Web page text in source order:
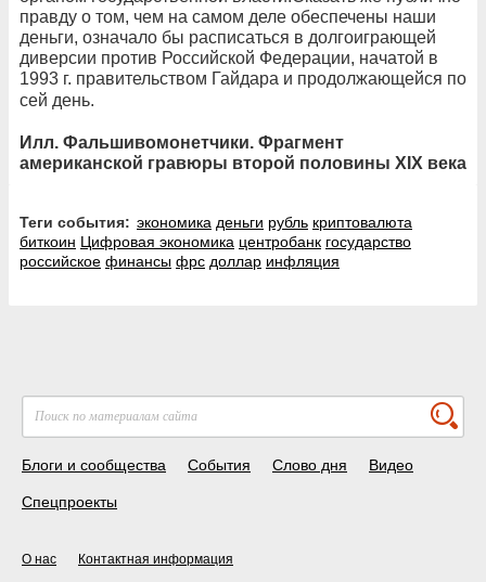
правду о том, чем на самом деле обеспечены наши
деньги, означало бы расписаться в долгоиграющей
диверсии против Российской Федерации, начатой в
1993 г. правительством Гайдара и продолжающейся по
сей день.
Илл. Фальшивомонетчики. Фрагмент
американской гравюры второй половины XIX века
Теги события: экономика деньги рубль криптовалюта
биткоин Цифровая экономика центробанк государство
российское финансы фрс доллар инфляция
Блоги и сообщества События Слово дня Видео
Спецпроекты
О нас Контактная информация